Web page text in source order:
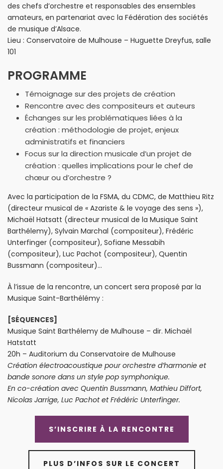
des chefs d’orchestre et responsables des ensembles
amateurs, en partenariat avec la Fédération des sociétés
de musique d’Alsace.
Lieu : Conservatoire de Mulhouse – Huguette Dreyfus, salle
101
PROGRAMME
Témoignage sur des projets de création
Rencontre avec des compositeurs et auteurs
Échanges sur les problématiques liées à la
création : méthodologie de projet, enjeux
administratifs et financiers
Focus sur la direction musicale d’un projet de
création : quelles implications pour le chef de
chœur ou d’orchestre ?
Avec la participation de la FSMA, du CDMC, de Matthieu Ritz
(directeur musical de « Azariste & le voyage des sens »),
Michaël Hatsatt (directeur musical de la Musique Saint
Barthélemy), Sylvain Marchal (compositeur), Frédéric
Unterfinger (compositeur), Sofiane Messabih
(compositeur), Luc Pachot (compositeur), Quentin
Bussmann (compositeur)…
À l’issue de la rencontre, un concert sera proposé par la
Musique Saint-Barthélémy :
[SÉQUENCES]
Musique Saint Barthélemy de Mulhouse – dir. Michaël
Hatstatt
20h – Auditorium du Conservatoire de Mulhouse
Création électroacoustique pour orchestre d’harmonie et
bande sonore dans un style pop symphonique.
En co-création avec Quentin Bussmann, Mathieu Diffort,
Nicolas Jarrige, Luc Pachot et Frédéric Unterfinger.
S’INSCRIRE À LA RENCONTRE
PLUS D’INFOS SUR LE CONCERT